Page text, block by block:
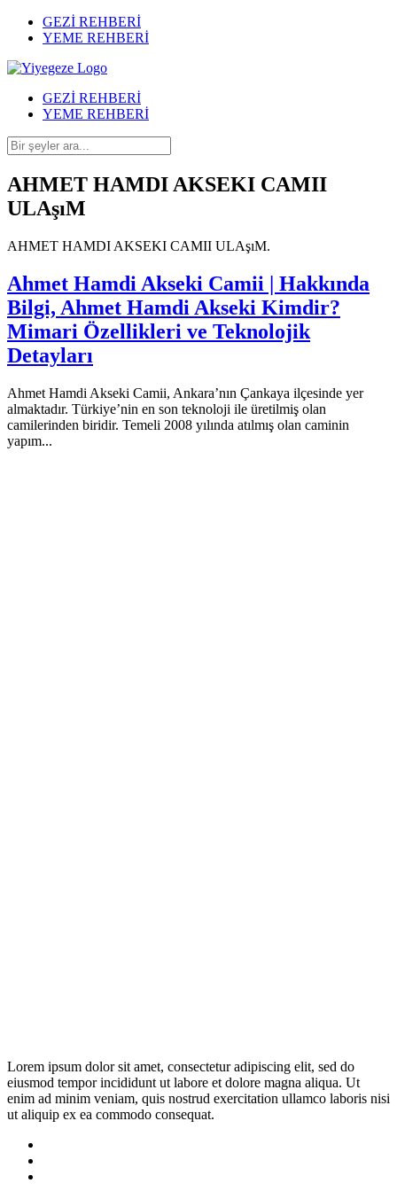
GEZİ REHBERİ
YEME REHBERİ
GEZİ REHBERİ
YEME REHBERİ
AHMET HAMDI AKSEKI CAMII
ULAşıM
AHMET HAMDI AKSEKI CAMII ULAşıM.
Ahmet Hamdi Akseki Camii | Hakkında
Bilgi, Ahmet Hamdi Akseki Kimdir?
Mimari Özellikleri ve Teknolojik
Detayları
Ahmet Hamdi Akseki Camii, Ankara’nın Çankaya ilçesinde yer
almaktadır. Türkiye’nin en son teknoloji ile üretilmiş olan
camilerinden biridir. Temeli 2008 yılında atılmış olan caminin
yapım...
Lorem ipsum dolor sit amet, consectetur adipiscing elit, sed do
eiusmod tempor incididunt ut labore et dolore magna aliqua. Ut
enim ad minim veniam, quis nostrud exercitation ullamco laboris nisi
ut aliquip ex ea commodo consequat.